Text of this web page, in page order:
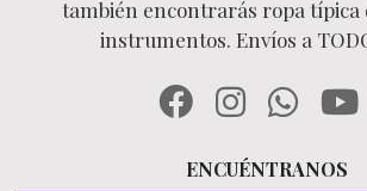
también encontrarás ropa típica
instrumentos. Envíos a
ENCUÉNTRANOS